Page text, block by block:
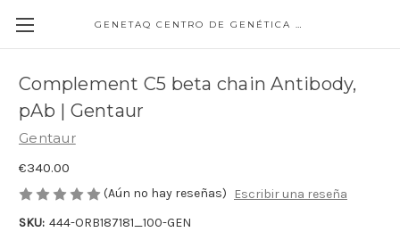
GENETAQ CENTRO DE GENÉTICA MOLECULAR
Complement C5 beta chain Antibody,
pAb | Gentaur
Gentaur
€340.00
(Aún no hay reseñas)
Escribir una reseña
SKU: 444-ORB187181_100-GEN